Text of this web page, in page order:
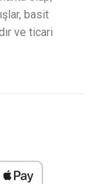
basit
ve ticari